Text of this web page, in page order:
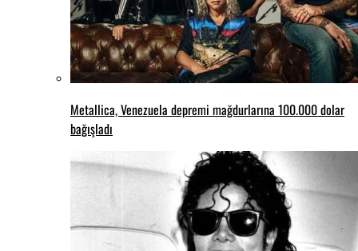
Metallica, Venezuela depremi mağdurlarına 100.000 dolar
bağışladı